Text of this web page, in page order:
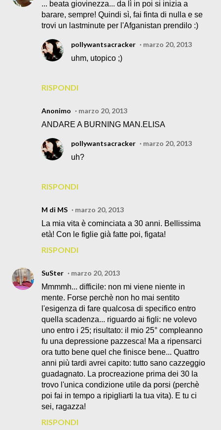
... beata giovinezza... da lì in poi si inizia a
barare, sempre! Quindi sì, fai finta di nulla e se
trovi un lastminute per l'Afganistan prendilo :)
RISPONDI
pollywantsacracker
marzo 20, 2013
uhm, utopico ;)
Anonimo
marzo 20, 2013
ANDARE A BURNING MAN.ELISA
RISPONDI
pollywantsacracker
marzo 20, 2013
uh?
M di MS
marzo 20, 2013
La mia vita è cominciata a 30 anni. Bellissima
età! Con le figlie già fatte poi, figata!
RISPONDI
SuSter
marzo 20, 2013
Mmmmh... difficile: non mi viene niente in
mente. Forse perchè non ho mai sentito
l'esigenza di fare qualcosa di specifico entro
quella scadenza... riguardo ai figli: ne volevo
uno entro i 25; risultato: il mio 25° compleanno
fu una depressione pazzesca! Ma a ripensarci
ora tutto bene quel che finisce bene... Quattro
anni più tardi avrei capito: tutto sano cazzeggio
guadagnato. La procreazione prima dei 30 la
trovo l'unica condizione utile da porsi (perchè
poi fai in tempo a ripigliarti la tua vita). E tu ci
sei, ragazza!
RISPONDI